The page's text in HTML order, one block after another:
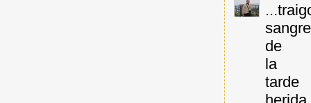
sangre
de
la
tarde